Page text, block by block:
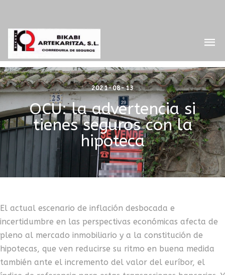
2021-08-13
OCU: la advertencia si
tienes seguros con la
hipoteca
El actual escenario de inflación desbocada e
incertidumbre en las perspectivas económicas afecta de
pleno al mercado inmobiliario y a la constitución de
hipotecas, que ven reducirse su ritmo en buena medida
también ante el incremento del valor del euríbor, el